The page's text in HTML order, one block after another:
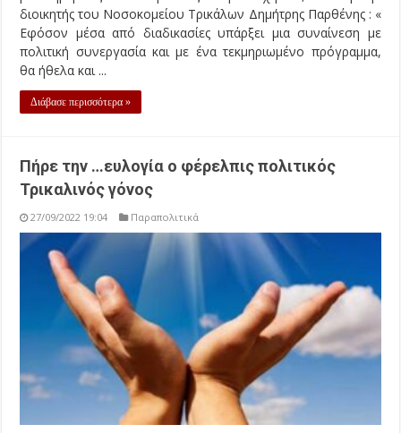
διοικητής του Νοσοκομείου Τρικάλων Δημήτρης Παρθένης : «
Εφόσον μέσα από διαδικασίες υπάρξει μια συναίνεση με
πολιτική συνεργασία και με ένα τεκμηριωμένο πρόγραμμα,
θα ήθελα και ...
Διάβασε περισσότερα »
Πήρε την …ευλογία ο φέρελπις πολιτικός
Τρικαλινός γόνος
27/09/2022 19:04 Παραπολιτικά